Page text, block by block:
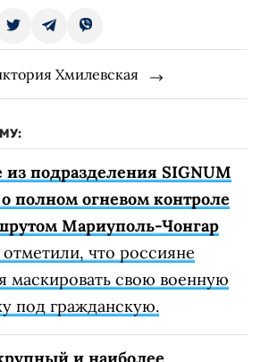
Хмилевская
подразделения SIGNUM
полном огневом контроле
Мариуполь-Чонгар
что россияне
маскировать свою военную
под гражданскую.
и наиболее